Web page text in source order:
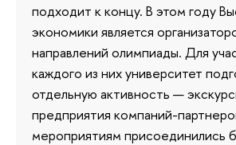
подходит к концу. В этом году
экономики является
направлений олимпиады. Для
каждого из них университет
отдельную активность —
предприятия компаний-
мероприятиям присоединились